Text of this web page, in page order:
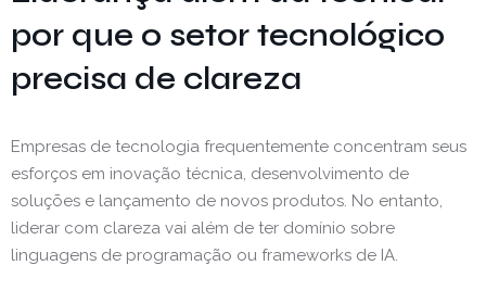
por que o setor tecnológico
precisa de clareza
Empresas de tecnologia frequentemente concentram seus
esforços em inovação técnica, desenvolvimento de
soluções e lançamento de novos produtos. No entanto,
liderar com clareza vai além de ter domínio sobre
linguagens de programação ou frameworks de IA.